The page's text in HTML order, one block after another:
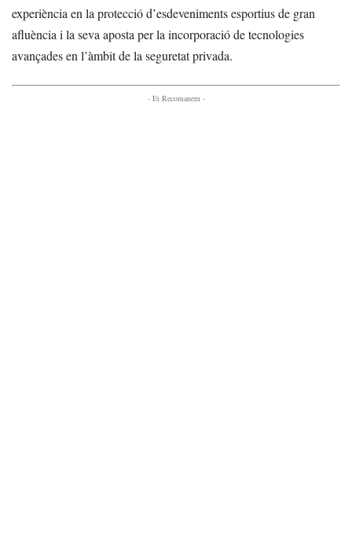
experiència en la protecció d’esdeveniments esportius de gran
afluència i la seva aposta per la incorporació de tecnologies
avançades en l’àmbit de la seguretat privada.
- Et Recomanem -